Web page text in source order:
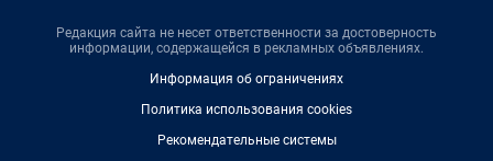
Редакция сайта не несет ответственности за достоверность
информации, содержащейся в рекламных объявлениях.
Информация об ограничениях
Политика использования cookies
Рекомендательные системы